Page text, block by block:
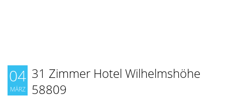
04
MÄRZ
31 Zimmer Hotel Wilhelmshöhe
58809